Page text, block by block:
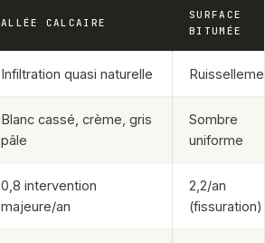
ALLÉE CALCAIRE
SURFACE
BITUMÉE
Infiltration quasi naturelle
Blanc cassé, crème, gris
pâle
Sombre
uniforme
0,8 intervention
majeure/an
2,2/an
(fissuration)